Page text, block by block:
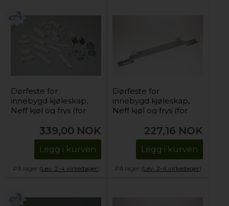
Dørfeste for
innebygd kjøleskap,
Neff kjøl og frys (for
339,00 NOK
Legg i kurven
På lager (Lev. 2-4 virkedager).
Dørfeste for
innebygd kjøleskap,
Neff kjøl og frys (for
227,16 NOK
Legg i kurven
På lager (Lev. 2-4 virkedager).